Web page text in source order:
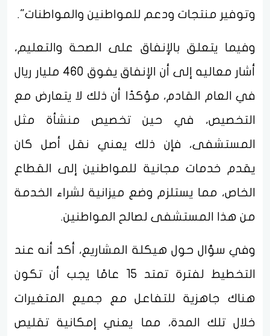
وتوفير منتجات ودعم للمواطنين والمواطنات".
وفيما يتعلق بالإنفاق على الصحة والتعليم،
أشار معاليه إلى أن الإنفاق يفوق 460 مليار ريال
في العام القادم، مؤكدًا أن ذلك لا يتعارض مع
التخصيص، في حين تخصيص منشأة مثل
المستشفى، فإن ذلك يعني نقل أصل كان
يقدم خدمات مجانية للمواطنين إلى القطاع
الخاص، مما يستلزم وضع ميزانية لشراء الخدمة
من هذا المستشفى لصالح المواطنين.
وفي سؤال حول هيكلة المشاريع، أكد أنه عند
التخطيط لفترة تمتد 15 عامًا يجب أن تكون
هناك جاهزية للتفاعل مع جميع المتغيرات
خلال تلك المدة، مما يعني إمكانية تقليص